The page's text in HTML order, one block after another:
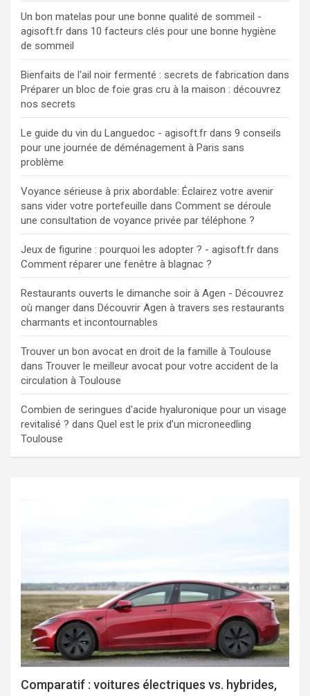
Un bon matelas pour une bonne qualité de sommeil -
agisoft.fr dans 10 facteurs clés pour une bonne hygiène
de sommeil
Bienfaits de l'ail noir fermenté : secrets de fabrication dans
Préparer un bloc de foie gras cru à la maison : découvrez
nos secrets
Le guide du vin du Languedoc - agisoft.fr dans 9 conseils
pour une journée de déménagement à Paris sans
problème
Voyance sérieuse à prix abordable: Éclairez votre avenir
sans vider votre portefeuille dans Comment se déroule
une consultation de voyance privée par téléphone ?
Jeux de figurine : pourquoi les adopter ? - agisoft.fr dans
Comment réparer une fenêtre à blagnac ?
Restaurants ouverts le dimanche soir à Agen - Découvrez
où manger dans Découvrir Agen à travers ses restaurants
charmants et incontournables
Trouver un bon avocat en droit de la famille à Toulouse
dans Trouver le meilleur avocat pour votre accident de la
circulation à Toulouse
Combien de seringues d'acide hyaluronique pour un visage
revitalisé ? dans Quel est le prix d’un microneedling
Toulouse
Comparatif : voitures électriques vs. hybrides,